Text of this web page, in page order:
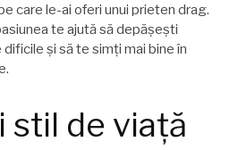
care le-ai oferi unui prieten drag.
te ajută să depășești
și să te simți mai bine în
stil de viață